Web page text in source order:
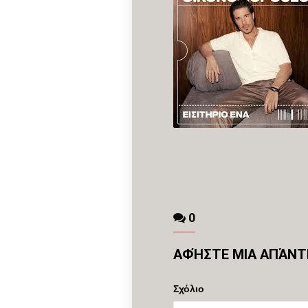
0
ΑΦΉΣΤΕ ΜΙΑ
Σχόλιο